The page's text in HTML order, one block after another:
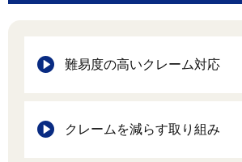
難易度の高いクレーム対応
クレームを減らす取り組み